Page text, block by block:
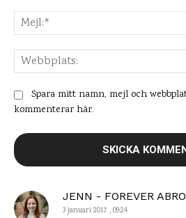
JENN - FOREVER
3 januari 2017 , 09:24
Spara mitt namn, mejl och
kommenterar här.